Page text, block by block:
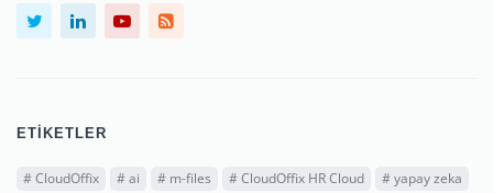
ETIKETLER
#CloudOffix #ai # m-files #CloudOffix HR Cloud #yapay zeka